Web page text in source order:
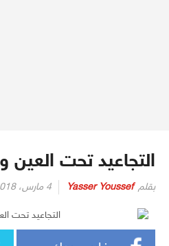
التجاعيد تحت العين
بقلم Yasser Youssef 4 مارس، 2018